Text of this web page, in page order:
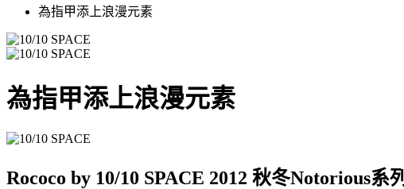
為指甲添上浪漫元素
為指甲添上浪漫元素
Rococo by 10/10 SPACE 2012 秋冬Notorious系列